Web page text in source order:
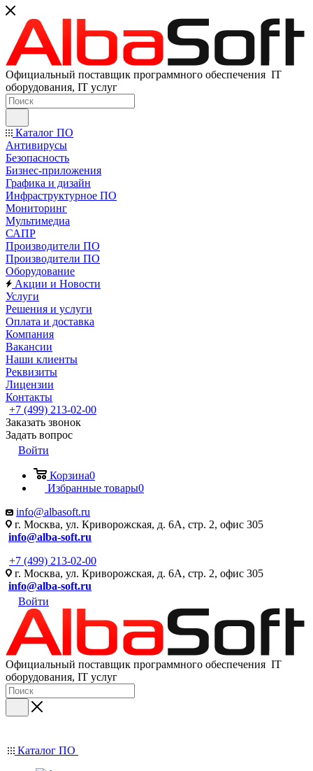
Официальный поставщик программного обеспечения IT
оборудования, IT услуг
Каталог ПО
Антивирусы
Безопасность
Бизнес-приложения
Графика и дизайн
Инфраструктурное ПО
Мониторинг
Мультимедиа
САПР
Производители ПО
Производители ПО
Оборудование
Акции и Новости
Услуги
Решения и услуги
Оплата и доставка
Компания
Вакансии
Наши клиенты
Реквизиты
Лицензии
Контакты
+7 (499) 213-02-00
Заказать звонок
Задать вопрос
Войти
Корзина0
Избранные товары0
info@albasoft.ru
г. Москва, ул. Криворожская, д. 6А, стр. 2, офис 305
info@alba-soft.ru
+7 (499) 213-02-00
г. Москва, ул. Криворожская, д. 6А, стр. 2, офис 305
info@alba-soft.ru
Войти
Официальный поставщик программного обеспечения IT
оборудования, IT услуг
Каталог ПО